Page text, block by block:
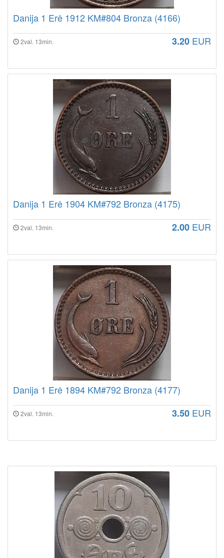
Danija 1 Erė 1912 KM#804 Bronza (4166)
2val. 13min. 3.20 EUR
Danija 1 Erė 1904 KM#792 Bronza (4175)
2val. 13min. 2.00 EUR
Danija 1 Erė 1894 KM#792 Bronza (4177)
2val. 13min. 3.50 EUR